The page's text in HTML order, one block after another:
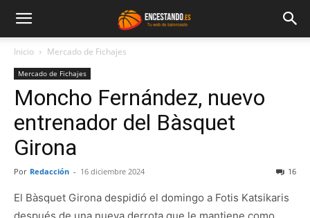
Inicio Mercado de Fichajes
Mercado de Fichajes
Moncho Fernández, nuevo
entrenador del Bàsquet
Girona
Por Redacción - 16 diciembre 2024 16
El Bàsquet Girona despidió el domingo a Fotis Katsikaris